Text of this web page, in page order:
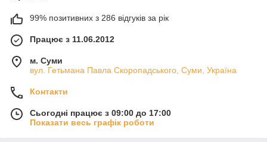
99% позитивних з 286 відгуків за рік
Працює з 11.06.2012
м. Суми
вул. Гетьмана Павла Скоропадського, Суми, Україна
Контакти
Сьогодні працює з 09:00 до 17:00
Показати весь графік роботи